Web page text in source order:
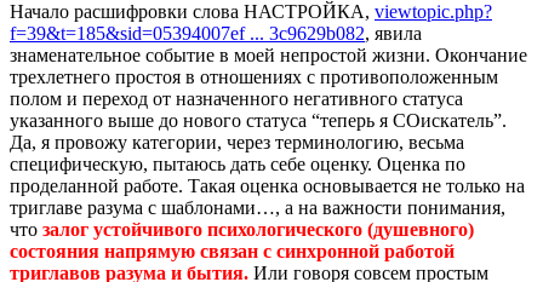
Начало расшифровки слова НАСТРОЙКА, viewtopic.php?
f=39&t=185&sid=05394007ef ... 3c9629b082, явила
знаменательное событие в моей непростой жизни. Окончание
трехлетнего простоя в отношениях с противоположенным
полом и переход от назначенного негативного статуса
указанного выше до нового статуса “теперь я СОискатель”.
Да, я провожу категории, через терминологию, весьма
специфическую, пытаюсь дать себе оценку. Оценка по
проделанной работе. Такая оценка основывается не только на
триглаве разума с шаблонами…, а на важности понимания,
что залог устойчивого психологического (душевного)
состояния напрямую связан с синхронной работой
триглавов разума и бытия. Или говоря совсем простым